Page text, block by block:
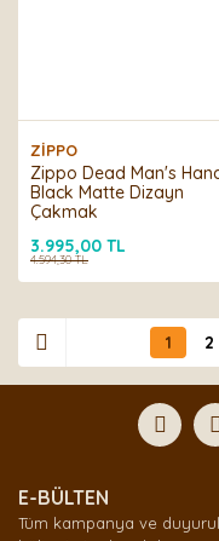
ZİPPO
Zippo Dead Man's
Black Matte Dizayn
Çakmak
3.995,00 TL
4.594,30 TL
1 2
E-BÜLTEN
Tüm kampanya ve